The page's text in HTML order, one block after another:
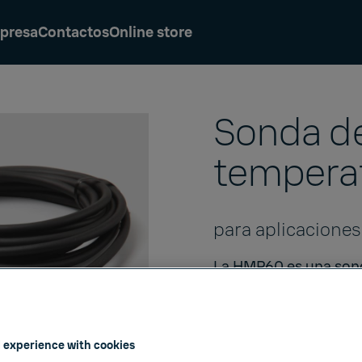
ContactosOnline store
Sonda
para
La HMP60 es una
experience with cookies